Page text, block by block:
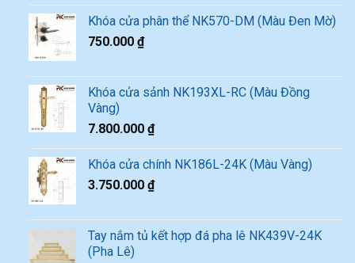
Khóa cửa phân thể NK570-DM (Màu Đen Mờ)
750.000 ₫
Khóa cửa sảnh NK193XL-RC (Màu Đồng
Vàng)
7.800.000 ₫
Khóa cửa chính NK186L-24K (Màu Vàng)
3.750.000 ₫
Tay nắm tủ kết hợp đá pha lê NK439V-24K
(Pha Lê)